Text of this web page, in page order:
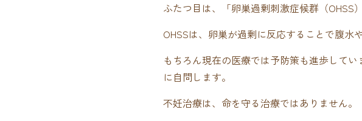
ふたつ目は、「卵巣過剰刺激症候群（OHSS
OHSSは、卵巣が過剰に反応することで腹水
もちろん現在の医療では予防策も進歩して
に自問します。
不妊治療は、命を守る治療ではありません。